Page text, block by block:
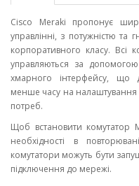
Cisco Meraki пропонує
управлінні, з потужністю та
корпоративного класу. Всі
управляються за допомогою
хмарного інтерфейсу, що
менше часу на налаштування
потреб.
Щоб встановити комутатор
необхідності в
комутатори можуть бути
підключення до мережі.